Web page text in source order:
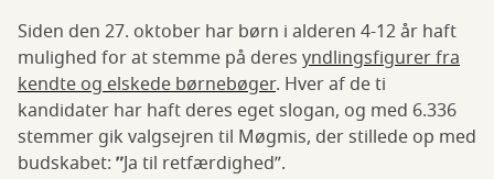
Siden den 27. oktober har børn i alderen 4-12 år haft
mulighed for at stemme på deres yndlingsfigurer fra
kendte og elskede børnebøger. Hver af de ti
kandidater har haft deres eget slogan, og med 6.336
stemmer gik valgsejren til Møgmis, der stillede op med
budskabet: ”Ja til retfærdighed”.